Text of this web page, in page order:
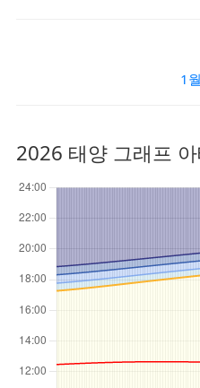
1월
2026 태양 그래프